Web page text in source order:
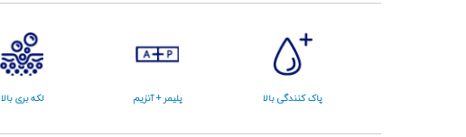
پاک کنندگی بالا پلیمر + آنزیم لکه بری بالا